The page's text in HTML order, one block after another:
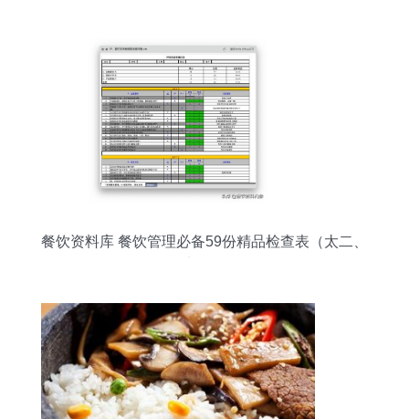
餐饮资料库 餐饮管理必备59份精品检查表（太二、